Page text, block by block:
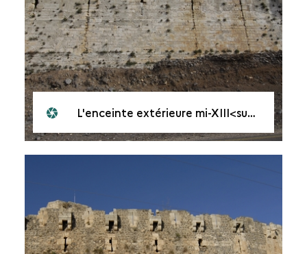
L'enceinte extérieure mi-XIII<sup>e</sup> siècle